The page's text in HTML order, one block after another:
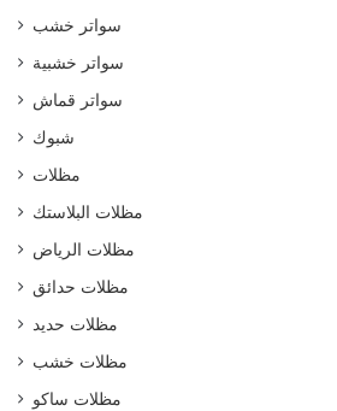
سواتر خشب
سواتر خشبية
سواتر قماش
شبوك
مظلات
مظلات البلاستك
مظلات الرياض
مظلات حدائق
مظلات حديد
مظلات خشب
مظلات ساكو